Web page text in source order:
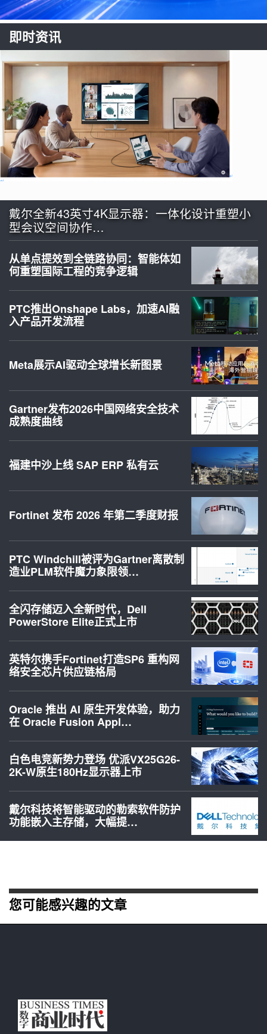
即时资讯
戴尔全新43英寸4K显示器：一体化设计重塑小
型会议空间协作…
从单点提效到全链路协同：智能体如
何重塑国际工程的竞争逻辑
PTC推出Onshape Labs，加速AI融
入产品开发流程
Meta展示AI驱动全球增长新图景
Gartner发布2026中国网络安全技术
成熟度曲线
福建中沙上线 SAP ERP 私有云
Fortinet 发布 2026 年第二季度财报
PTC Windchill被评为Gartner离散制
造业PLM软件魔力象限领…
全闪存储迈入全新时代，Dell
PowerStore Elite正式上市
英特尔携手Fortinet打造SP6 重构网
络安全芯片供应链格局
Oracle 推出 AI 原生开发体验，助力
在 Oracle Fusion Appl…
白色电竞新势力登场 优派VX25G26-
2K-W原生180Hz显示器上市
戴尔科技将智能驱动的勒索软件防护
功能嵌入主存储，大幅提…
您可能感兴趣的文章